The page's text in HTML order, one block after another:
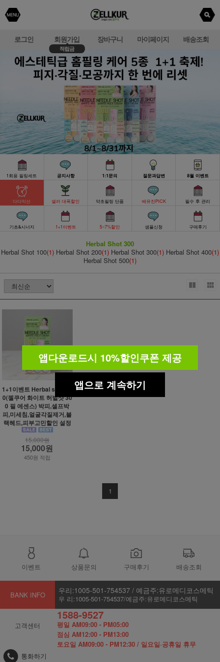
로그인 회원가입
적립금
장바구니 마이페이지 배송조회
1회용 필링세트 공지사항 1:1문의 질문과답변 8월 이벤트
다다익선 셀러 대폭할인 약초필링 단품 배유진PICK 필수 후 관리
기초&시너지 1+1이벤트 5~7%할인 샘플신청 구매후기
Herbal Shot 300
Herbal Shot 100(1) Herbal Shot 200(1) Herbal Shot 300(1) Herbal Shot 400(1)
Herbal Shot 500(1)
1+1이벤트 Herbal shot 30
0(젤쿠어 화이트 허벌샷 30
0 필 에센스) 박피,셀프박
피,미세침,얼굴각질제거,블
랙헤드,피부고민할인 설정
15,000원
15,000원
450원 적립
1
이벤트 상품문의 구매후기 배송조회
BANK INFO 우리:1005-501-754537 / 예금주:유로메디코스메틱
우 리:1005-501-754537/예금주:유로메디코스메틱
고객센터
1588-9527
평일 AM09:00 - PM05:00
점심 AM12:00 - PM13:00
토요일 AM09:00 - PM12:30 / 일요일·공휴일 휴무
통화하기
앱다운로드시 10%할인쿠폰 제공
앱으로 계속하기